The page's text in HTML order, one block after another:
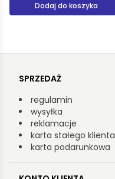
Dodaj do koszyka
SPRZEDAŻ
regulamin
wysyłka
reklamacje
karta stałego klienta
karta podarunkowa